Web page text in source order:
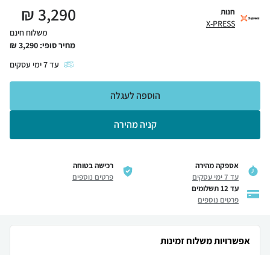
חנות
X-PRESS
3,290
₪
משלוח חינם
מחיר סופי: 3,290
₪
עד7ימי עסקים
קניה מהירה
הוספה לעגלה
אספקה מהירה
עד 7 ימי עסקים
רכישה בטוחה
פרטים נוספים
עד 12 תשלומים
פרטים נוספים
אפשרויות משלוח זמינות